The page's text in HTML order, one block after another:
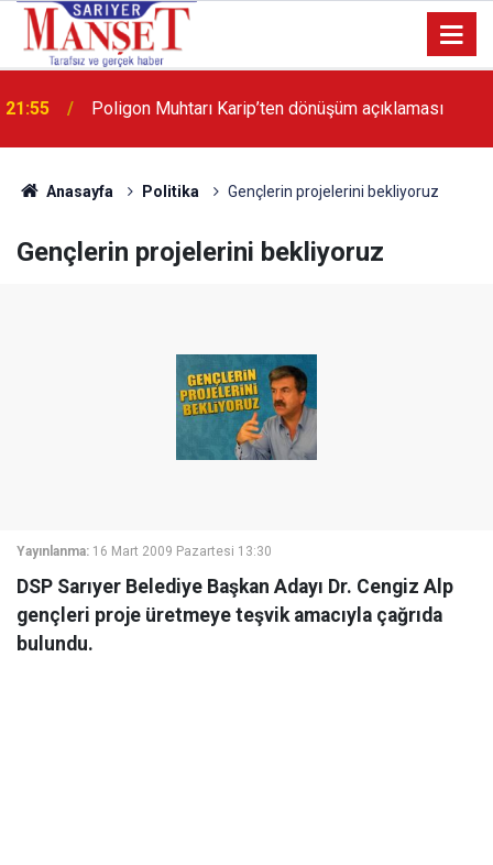
13:36 'Poligon'da İstanbul'a örnek proje gerçekleştirilecek'
Anasayfa Politika Gençlerin projelerini bekliyoruz
Gençlerin projelerini bekliyoruz
Yayınlanma: 16 Mart 2009 Pazartesi 13:30
DSP Sarıyer Belediye Başkan Adayı Dr. Cengiz Alp
gençleri proje üretmeye teşvik amacıyla çağrıda
bulundu.